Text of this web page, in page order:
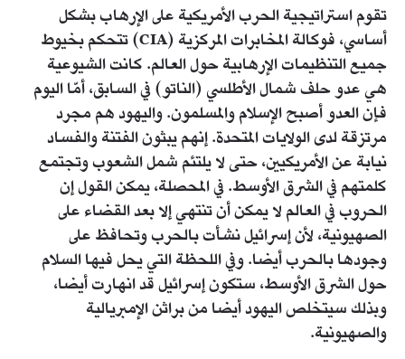
تقوم استراتيجية الحرب الأمريكية على الإرهاب بشكل
أساسي، فوكالة المخابرات المركزية (CIA) تتحكم بخيوط
جميع التنظيمات الإرهابية حول العالم. كانت الشيوعية
هي عدو حلف شمال الأطلسي (الناتو) في السابق، أمّا اليوم
فإن العدو أصبح الإسلام والمسلمون. واليهود هم مجرد
مرتزقة لدى الولايات المتحدة. إنهم يبثون الفتنة والفساد
نيابة عن الأمريكيين، حتى لا يلتئم شمل الشعوب وتجتمع
كلمتهم في الشرق الأوسط. في المحصلة، يمكن القول إن
الحروب في العالم لا يمكن أن تنتهي إلا بعد القضاء على
الصهيونية، لأن إسرائيل نشأت بالحرب وتحافظ على
وجودها بالحرب أيضا. وفي اللحظة التي يحل فيها السلام
حول الشرق الأوسط، ستكون إسرائيل قد انهارت أيضا،
وبذلك سيتخلص اليهود أيضا من براثن الإمبريالية
والصهيونية.